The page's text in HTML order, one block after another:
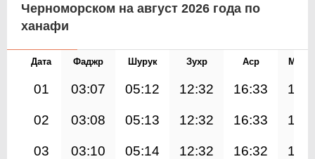
Черноморском на август 2026 года по
ханафи
Дата Фаджр Шурук Зухр Аср
01 03:07 05:12 12:32 16:33
02 03:08 05:13 12:32 16:33
03 03:10 05:14 12:32 16:32